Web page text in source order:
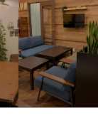
ールブロ